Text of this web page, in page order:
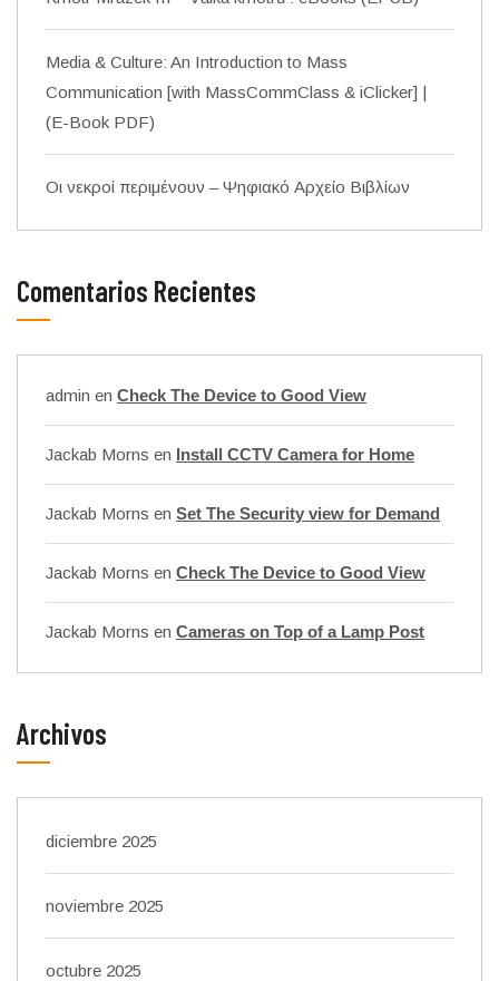
Media & Culture: An Introduction to Mass
Communication [with MassCommClass & iClicker] |
(E-Book PDF)
Οι νεκροί περιμένουν – Ψηφιακό Αρχείο Βιβλίων
Comentarios Recientes
admin en Check The Device to Good View
Jackab Morns en Install CCTV Camera for Home
Jackab Morns en Set The Security view for Demand
Jackab Morns en Check The Device to Good View
Jackab Morns en Cameras on Top of a Lamp Post
Archivos
diciembre 2025
noviembre 2025
octubre 2025